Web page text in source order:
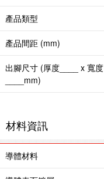
產品類型
產品間距 (mm)
出腳尺寸 (厚度____ x 寬度
____mm)
材料資訊
導體材料